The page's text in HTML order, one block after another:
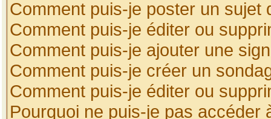
Comment puis-je poster un sujet
Comment puis-je éditer ou
Comment puis-je ajouter une
Comment puis-je créer un
Comment puis-je éditer ou
Pourquoi ne puis-je pas accéder